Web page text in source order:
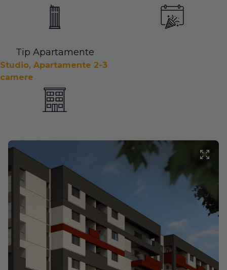
Tip Apartamente
Studio, Apartamente 2-3
camere